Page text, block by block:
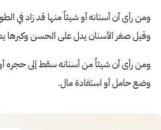
ومن رأى أن أسنانه أو شيئاً منها قد زاد
وقيل صغر الأسنان يدل على الحسن وكبرها
ومن رأى أن شيئاً من أسنانه سقط إلى حجره
وضع حامل أو استفادة مال.